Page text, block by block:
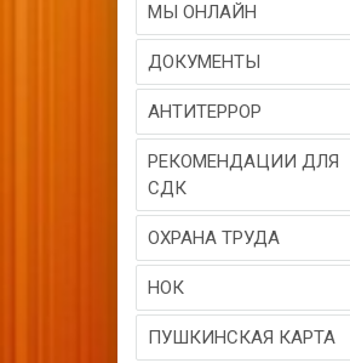
МЫ ОНЛАЙН
ДОКУМЕНТЫ
АНТИТЕРРОР
РЕКОМЕНДАЦИИ ДЛЯ
СДК
ОХРАНА ТРУДА
НОК
ПУШКИНСКАЯ КАРТА